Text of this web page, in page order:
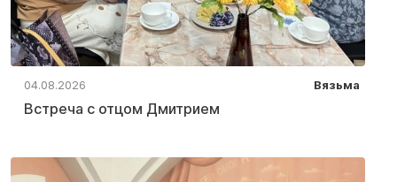
04.08.2026 Вязьма
Встреча с отцом Дмитрием